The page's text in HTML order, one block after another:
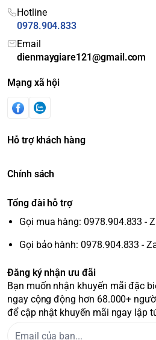
Hotline
0978.904.833
Email
dienmaygiare121@gmail.com
Mạng xã hội
Hỗ trợ khách hàng
Chính sách
Tổng đài hỗ trợ
Gọi mua hàng: 0978.904.833 -
Gọi bảo hành: 0978.904.833 -
Đăng ký nhận ưu đãi
Bạn muốn nhận khuyến mãi đặc
ngay cộng động hơn 68.000+
để cập nhật khuyến mãi ngay lập